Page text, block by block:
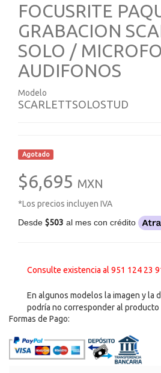
FOCUSRITE
GRABACION
SOLO /
AUDIFONOS
Modelo
SCARLETTSOLOSTUD
Agotado
$6,695 MXN
*Los precios incluyen IVA
Desde $503 al mes con crédito
Consulte existencia al 951 124 23
En algunos modelos la imagen y la
podría no corresponder al
Formas de Pago: